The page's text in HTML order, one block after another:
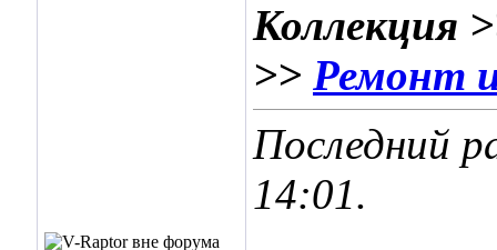
Коллекция
>> Ремонт
Последний
14:01.